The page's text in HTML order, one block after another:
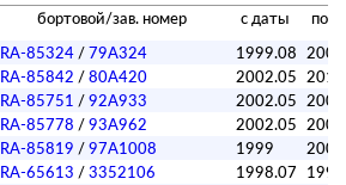
бортовой/зав. номер с даты
по
RA-85324 /79A324 1999.08
RA-85842 /80A420 2002.05
RA-85751 /92A933 2002.05
RA-85778 /93A962 2002.05
RA-85819 /97A1008 1999
RA-65613 /3352106 1998.07